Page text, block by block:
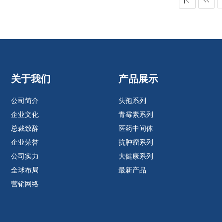
关于我们
公司简介
企业文化
总裁致辞
企业荣誉
公司实力
全球布局
营销网络
产品展示
头孢系列
青霉素系列
医药中间体
抗肿瘤系列
大健康系列
最新产品